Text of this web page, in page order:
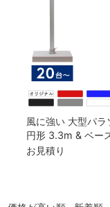
風に強い 大型パ
円形 3.3m & ベー
（本体カバー付き
お見積り